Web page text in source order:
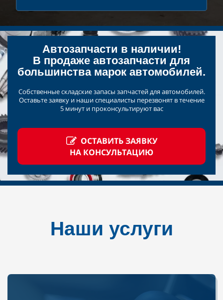
Автозапчасти в наличии!
В продаже автозапчасти для
большинства марок автомобилей.
Собственные складские запасы запчастей для автомобилей.
Оставьте заявку и наши специалисты перезвонят в течение
5 минут и проконсультируют вас
ОСТАВИТЬ ЗАЯВКУ
НА КОНСУЛЬТАЦИЮ
Наши услуги